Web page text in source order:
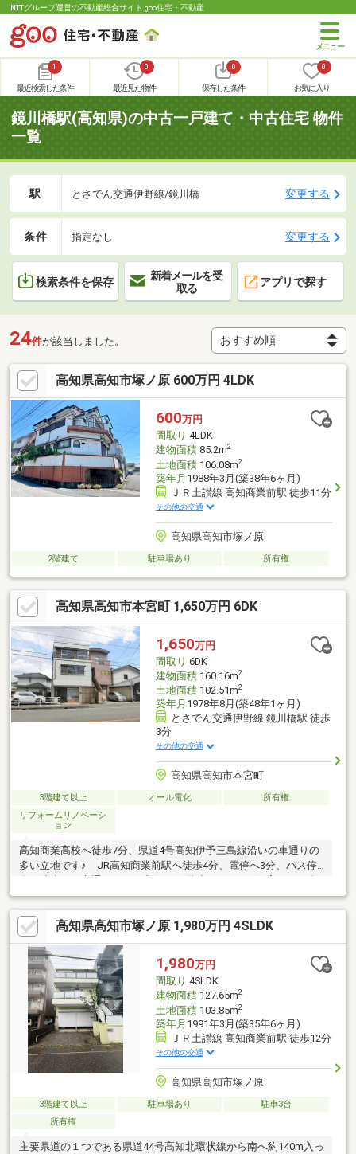
NTTグループ運営の不動産総合サイト goo住宅・不動産
1
最近検索した条件
0
最近見た物件
0
保存した条件
0
お気に入り
鏡川橋駅(高知県)の中古一戸建て・中古住宅 物件
一覧
駅 とさでん交通伊野線/鏡川橋 変更する
条件 指定なし 変更する
検索条件を保存
新着メールを受
取る
アプリで探す
24件が該当しました。
高知県高知市塚ノ原 600万円 4LDK
600万円
間取り 4LDK
建物面積85.2m2
土地面積106.08m2
築年月 1988年3月(築38年6ヶ月)
ＪＲ土讃線 高知商業前駅 徒歩11分
その他の交通
高知県高知市塚ノ原
2階建て 駐車場あり 所有権
高知県高知市本宮町 1,650万円 6DK
1,650万円
間取り 6DK
建物面積160.16m2
土地面積102.51m2
築年月 1978年8月(築48年1ヶ月)
とさでん交通伊野線 鏡川橋駅 徒歩
3分
その他の交通
高知県高知市本宮町
3階建て以上 オール電化
所有権
リフォームリノベーシ
ョン
高知商業高校へ徒歩7分、県道4号高知伊予三島線沿いの車通りの
多い立地です♪ JR高知商業前駅へ徒歩4分、電停へ3分、バス停1
に一部リフォーム済♪ 3階には東西の両面にバルコニーがあるオ
ール電化住宅です♪ 1・2階それぞれに浴室とトイレがあります♪
高知県高知市塚ノ原 1,980万円 4SLDK
1,980万円
間取り 4SLDK
建物面積127.65m2
土地面積103.85m2
築年月 1991年3月(築35年6ヶ月)
ＪＲ土讃線 高知商業前駅 徒歩12分
その他の交通
高知県高知市塚ノ原
3階建て以上 駐車場あり
駐車3台
所有権
主要県道の１つである県道44号高知北環状線から南へ約140m入っ